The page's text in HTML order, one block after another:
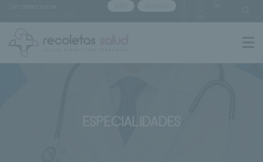
ESPECIALIDADES